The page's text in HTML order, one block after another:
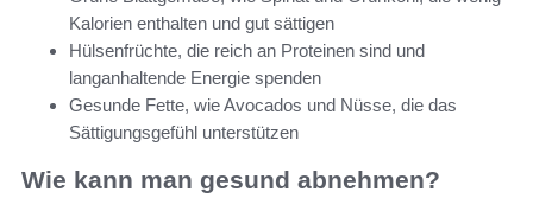
Kalorien enthalten und gut sättigen
Hülsenfrüchte, die reich an Proteinen sind und
langanhaltende Energie spenden
Gesunde Fette, wie Avocados und Nüsse, die das
Sättigungsgefühl unterstützen
Wie kann man gesund abnehmen?